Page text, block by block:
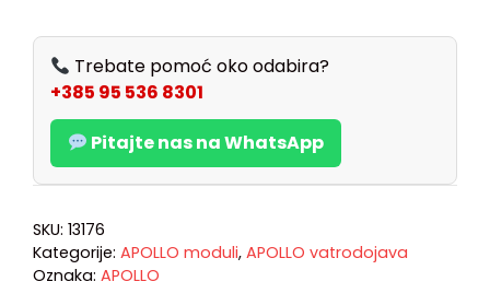
Trebate pomoć oko odabira?
+385 95 536 8301
Pitajte nas na WhatsApp
SKU: 13176
Kategorije: APOLLO moduli, APOLLO vatrodojava
Oznaka: APOLLO